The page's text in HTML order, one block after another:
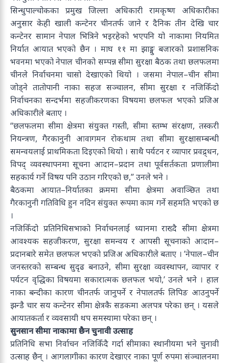
सिन्धुपाल्चोकका प्रमुख जिल्ला अधिकारी रामकृष्ण अधिकारीका
अनुसार केही खाली कन्टेनर चीनतर्फ जाने र दैनिक तीन देखि चार
कन्टेनर सामान नेपाल भित्रिने भइरहेको भएपनि यो नाकामा नियमित
निर्यात आयात भएको छैन । माघ ११ मा झाङ्मु बजारको प्रशासनिक
भवनमा भएको नेपाल चीनको सम्पन्न सीमा सुरक्षा बैठक तथा छलफलमा
चीनले निर्वाचनमा चासो देखाएको थियो । जसमा नेपाल–चीन सीमा
जोड्ने तातोपानी नाका सहज सञ्चालन, सीमा सुरक्षा र नजिकिँदो
निर्वाचनका सन्दर्भमा सहजीकरणका विषयमा छलफल भएको प्रजिअ
अधिकारीले बताए ।
“छलफलमा सीमा क्षेत्रमा संयुक्त गस्ती, सीमा स्तम्भ संरक्षण, तस्करी
नियन्त्रण, गैरकानुनी आवागमन रोकथाम तथा सीमा सुरक्षासम्बन्धी
समन्वयलाई प्राथमिकता दिइएको थियो । साथै पर्यटन र व्यापार प्रवद्र्धन,
विपद् व्यवस्थापनमा सूचना आदान–प्रदान तथा पूर्वसर्तकता प्रणालीमा
सहकार्य गर्ने विषय पनि उठान गरिएको छ,” उनले भने ।
बैठकमा आयात–निर्यातका क्रममा सीमा क्षेत्रमा अवाञ्छित तथा
गैरकानुनी गतिविधि हुन नदिन संयुक्त रूपमा काम गर्ने सहमति भएको छ
।
नजिकिँदो प्रतिनिधिसभाको निर्वाचनलाई ध्यानमा राख्दै सीमा क्षेत्रमा
आवश्यक सहजीकरण, सुरक्षा समन्वय र आपसी सूचनाको आदान–
प्रदानबारे समेत छलफल भएको प्रजिअ अधिकारीले बताए । ’नेपाल–चीन
जनस्तरको सम्बन्ध सुदृढ बनाउने, सीमा सुरक्षा व्यवस्थापन, व्यापार र
पर्यटन वृद्धिका विषयमा सकारात्मक छलफल भयो,’ उनले भने । हाल
नाका बन्दीका कारण चीनतर्फ जानुपर्ने र नेपालतर्फ लिपिङ आउनुपर्ने
झन्डै चार सय कन्टेनर सीमा क्षेत्रकै सडकमा अलपत्र परेका छन् । यसले
आयातकर्ता र व्यवसायी थप समस्यामा परेका छन् ।
सुनसान सीमा नाकामा छैन चुनावी उत्साह
प्रतिनिधि सभा निर्वाचन नजिकिँदै गर्दा सीमाका स्थानीयमा भने चुनावी
उत्साह छैन् । आगलागीका कारण देखाएर नाका पूर्ण रुपमा संञ्चालनमा